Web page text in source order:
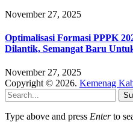
November 27, 2025
Optimalisasi Formasi PPPK
Dilantik, Semangat Baru
November 27, 2025
Copyright © 2026. Kemenag
Type above and press Enterto